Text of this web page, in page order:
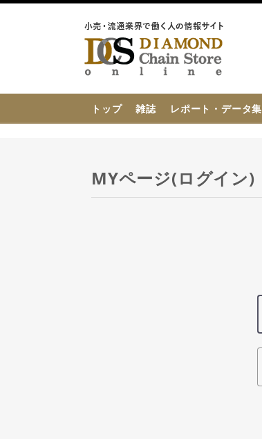
トップ 雑誌 レポート・データ集
MYページ(ログイン)